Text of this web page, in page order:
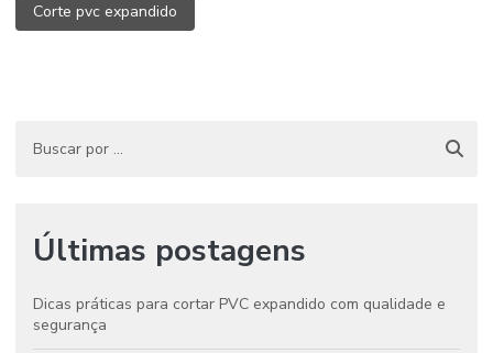
Corte pvc expandido
Últimas postagens
Dicas práticas para cortar PVC expandido com qualidade e
segurança